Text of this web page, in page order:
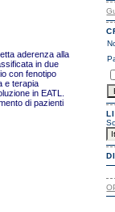
aderenza alla
in due
con fenotipo
e terapia
in EATL.
di pazienti